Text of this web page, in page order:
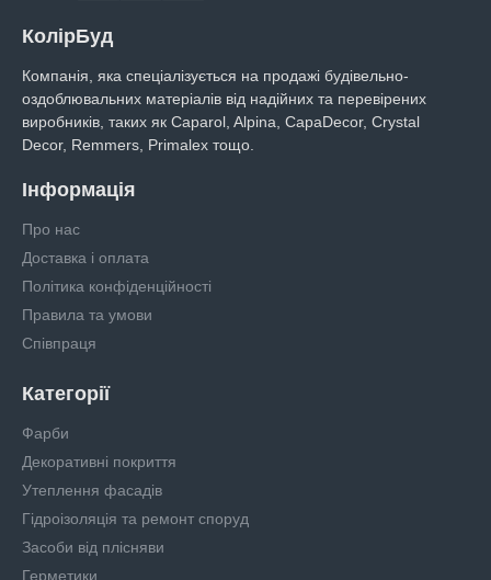
КолірБуд
Компанія, яка спеціалізується на продажі будівельно-
оздоблювальних матеріалів від надійних та перевірених
виробників, таких як Caparol, Alpina, CapaDecor, Crystal
Decor, Remmers, Primalex тощо.
Інформація
Про нас
Доставка і оплата
Політика конфіденційності
Правила та умови
Співпраця
Категорії
Фарби
Декоративні покриття
Утеплення фасадів
Гідроізоляція та ремонт споруд
Засоби від плісняви
Герметики